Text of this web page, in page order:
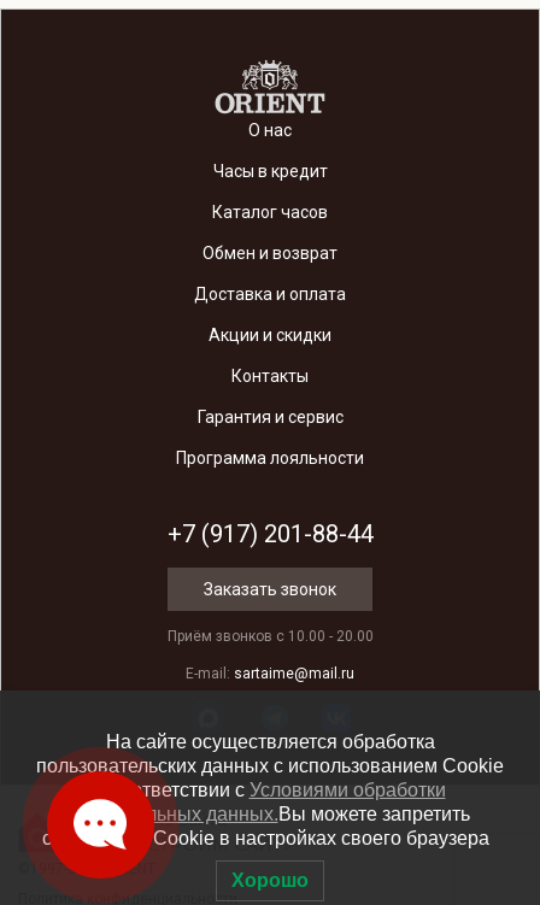
О нас
Часы в кредит
Каталог часов
Обмен и возврат
Доставка и оплата
Акции и скидки
Контакты
Гарантия и сервис
Программа лояльности
+7 (917) 201-88-44
Заказать звонок
Приём звонков с 10.00 - 20.00
E-mail: sartaime@mail.ru
©1997-2025 ORIENT
Политика конфиденциальности
Разработка сайта
Студия «СТРОИМ САЙТ»
На сайте осуществляется обработка
пользовательских данных с использованием Cookie
в соответствии c Условиями обработки
персональных данных.Вы можете запретить
сохранение Cookie в настройках своего браузера
Хорошо